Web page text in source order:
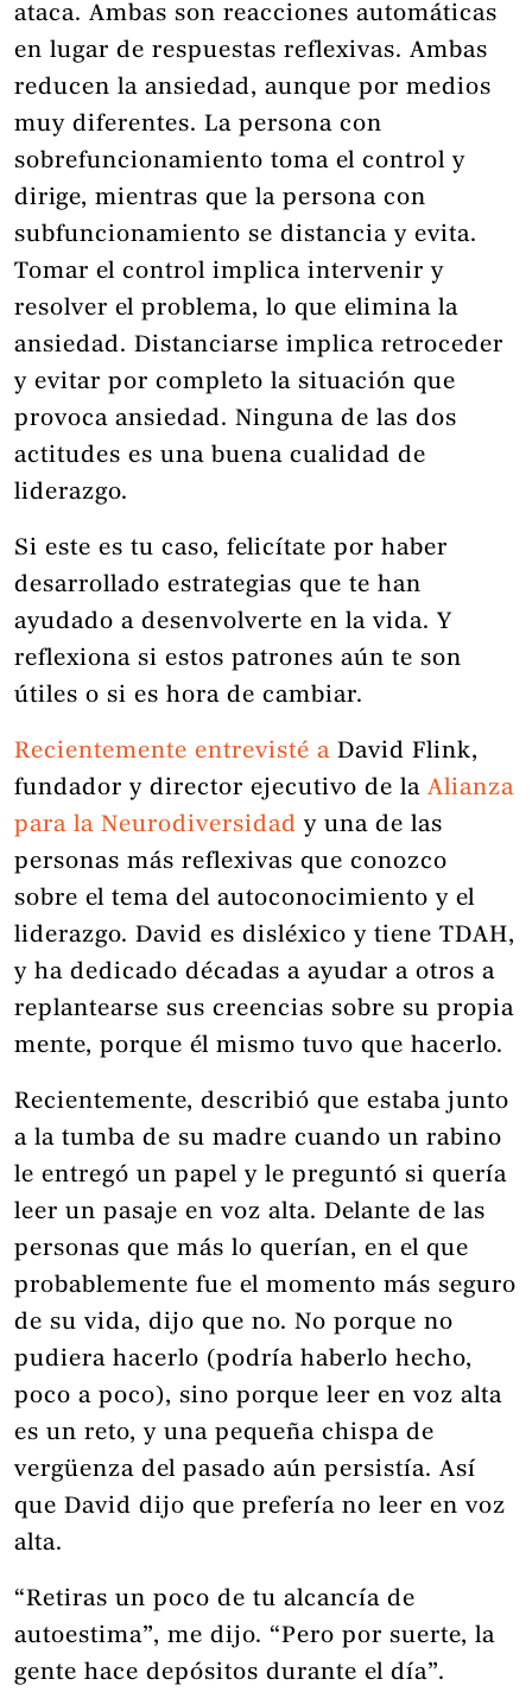
ataca. Ambas son reacciones automáticas
en lugar de respuestas reflexivas. Ambas
reducen la ansiedad, aunque por medios
muy diferentes. La persona con
sobrefuncionamiento toma el control y
dirige, mientras que la persona con
subfuncionamiento se distancia y evita.
Tomar el control implica intervenir y
resolver el problema, lo que elimina la
ansiedad. Distanciarse implica retroceder
y evitar por completo la situación que
provoca ansiedad. Ninguna de las dos
actitudes es una buena cualidad de
liderazgo.
Si este es tu caso, felicítate por haber
desarrollado estrategias que te han
ayudado a desenvolverte en la vida. Y
reflexiona si estos patrones aún te son
útiles o si es hora de cambiar.
Recientemente entrevisté a David Flink,
fundador y director ejecutivo de la Alianza
para la Neurodiversidad y una de las
personas más reflexivas que conozco
sobre el tema del autoconocimiento y el
liderazgo. David es disléxico y tiene TDAH,
y ha dedicado décadas a ayudar a otros a
replantearse sus creencias sobre su propia
mente, porque él mismo tuvo que hacerlo.
Recientemente, describió que estaba junto
a la tumba de su madre cuando un rabino
le entregó un papel y le preguntó si quería
leer un pasaje en voz alta. Delante de las
personas que más lo querían, en el que
probablemente fue el momento más seguro
de su vida, dijo que no. No porque no
pudiera hacerlo (podría haberlo hecho,
poco a poco), sino porque leer en voz alta
es un reto, y una pequeña chispa de
vergüenza del pasado aún persistía. Así
que David dijo que prefería no leer en voz
alta.
“Retiras un poco de tu alcancía de
autoestima”, me dijo. “Pero por suerte, la
gente hace depósitos durante el día”.